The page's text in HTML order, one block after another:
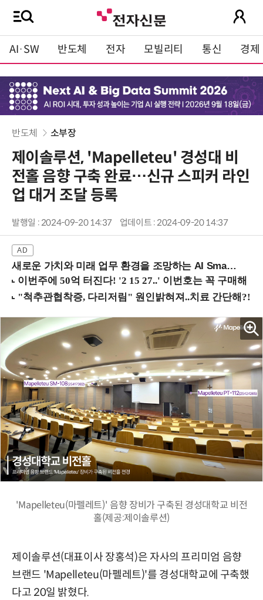
AI·SW 반도체 전자 모빌리티 통신 경제
반도체 소부장
제이솔루션, 'Mapelleteu' 경성대 비
전홀 음향 구축 완료…신규 스피커 라인
업 대거 조달 등록
발행일 : 2024-09-20 14:37 업데이트 : 2024-09-20 14:37
새로운 가치와 미래 업무 환경을 조망하는 AI Smart Work Summit 2026 (9/11 코엑스)
'Mapelleteu(마펠레트)' 음향 장비가 구축된 경성대학교 비전
홀(제공:제이솔루션)
제이솔루션(대표이사 장홍석)은 자사의 프리미엄 음향
브랜드 'Mapelleteu(마펠레트)'를 경성대학교에 구축했
다고 20일 밝혔다.